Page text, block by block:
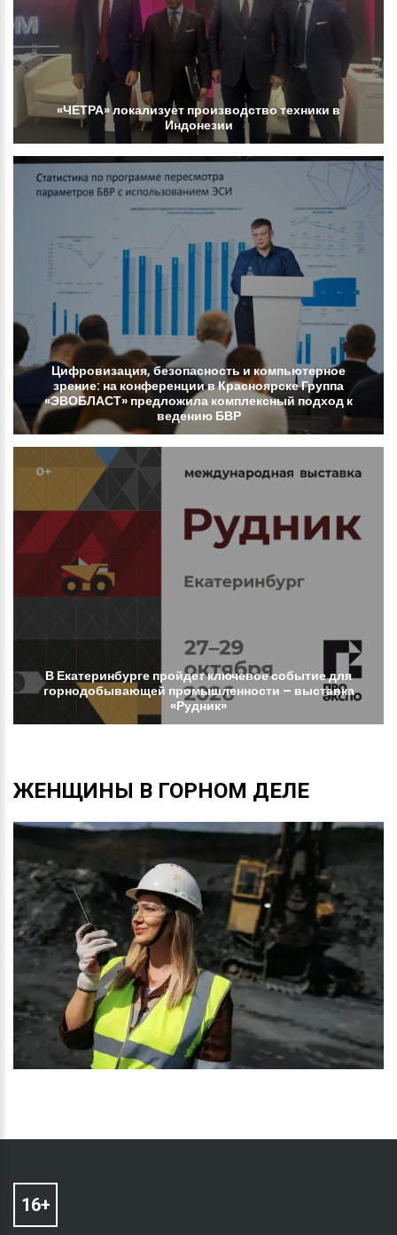
«ЧЕТРА»локализует производствотехники в
Индонезии
Цифровизация, безопасность и компьютерное
зрение: на конференциивКрасноярскеГруппа
«ЭВОБЛАСТ» предложила комплексный подход к
ведению БВР
В Екатеринбурге пройдетключевоесобытиедля
горнодобывающей промышленности – выставка
«Рудник»
ЖЕНЩИНЫ В ГОРНОМ ДЕЛЕ